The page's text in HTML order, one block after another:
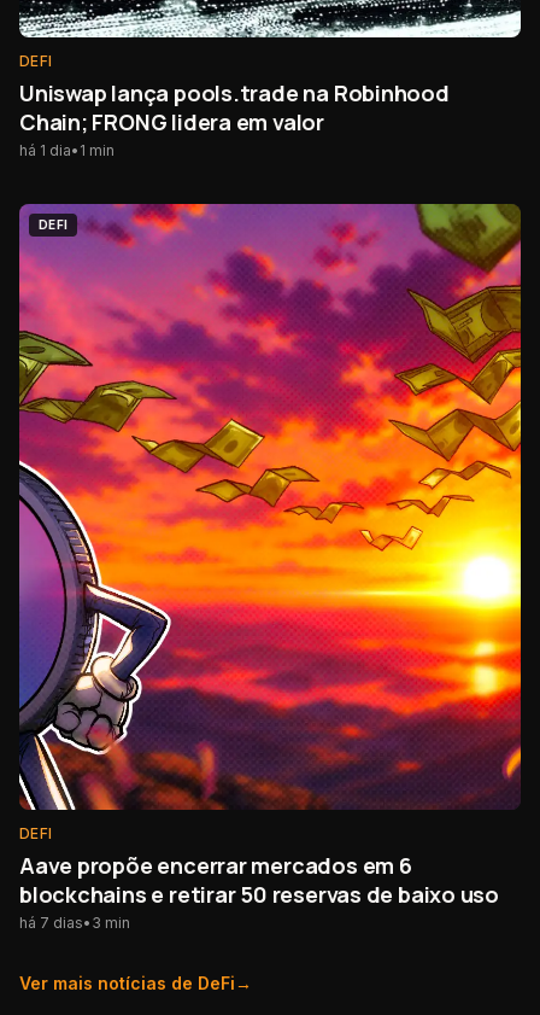
DEFI
Uniswap lança pools.trade na Robinhood
Chain; FRONG lidera em valor
há 1 dia• 1 min
DEFI
DEFI
Aave propõe encerrar mercados em 6
blockchains e retirar 50 reservas de baixo uso
há 7 dias• 3 min
Ver mais notícias de DeFi→